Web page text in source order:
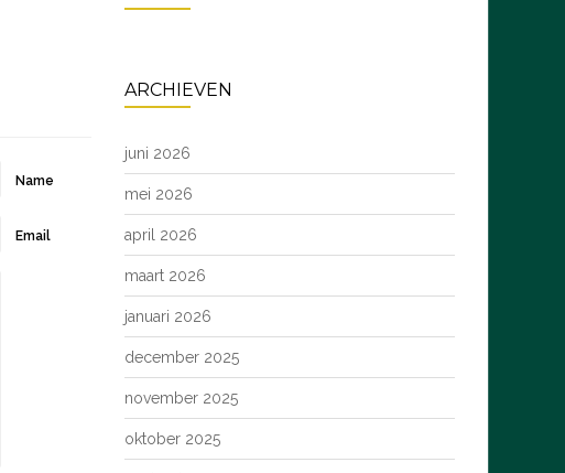
Name
Email
ARCHIEVEN
juni 2026
mei 2026
april 2026
maart 2026
januari 2026
december 2025
november 2025
oktober 2025